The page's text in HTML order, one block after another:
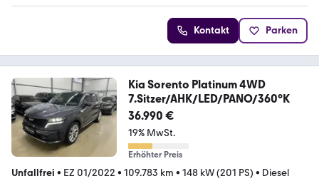
Kontakt Parken
Kia Sorento Platinum 4WD
7.Sitzer/AHK/LED/PANO/360°K
36.990 €
19% MwSt.
Erhöhter Preis
Unfallfrei • EZ 01/2022 • 109.783 km • 148 kW (201 PS) • Diesel